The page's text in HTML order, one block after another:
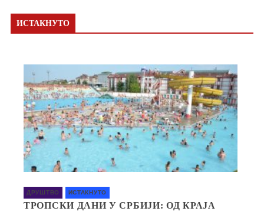
ИСТАКНУТО
ДРУШТВО ИСТАКНУТО
ТРОПСКИ ДАНИ У СРБИЈИ: ОД КРАЈА